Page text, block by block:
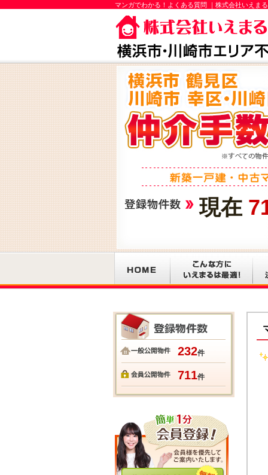
マンガでわかる！よくある質問 ｜株式会社いえまる
現在
232件
711件